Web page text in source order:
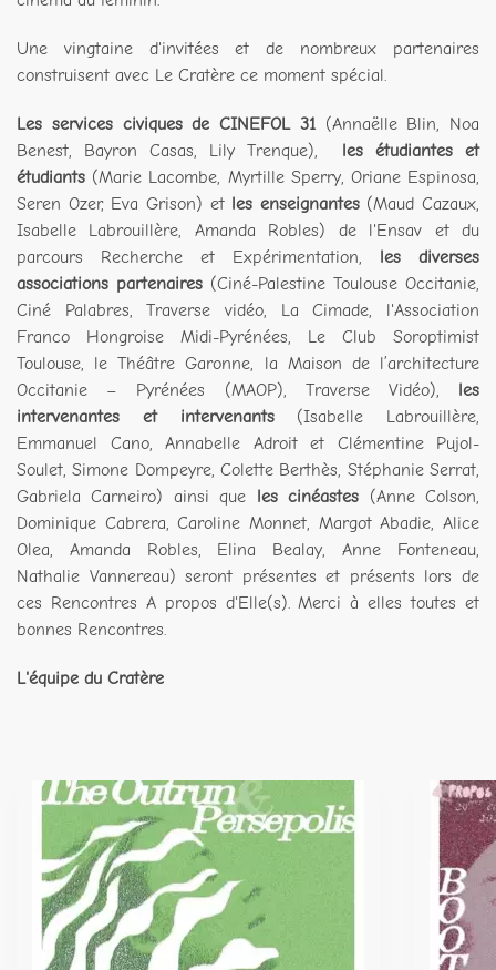
Une vingtaine d'invitées et de nombreux partenaires
construisent avec Le Cratère ce moment spécial.
Les services civiques de CINEFOL 31(Annaëlle Blin, Noa
Benest, Bayron Casas, Lily Trenque),
les étudiantes et
étudiants (Marie Lacombe, Myrtille Sperry, Oriane Espinosa,
Seren Ozer, Eva Grison) et les enseignantes(Maud Cazaux,
Isabelle Labrouillère, Amanda Robles) de l'Ensav et du
parcours Recherche et Expérimentation, les diverses
associations partenaires (Ciné-Palestine Toulouse Occitanie,
Ciné Palabres, Traverse vidéo, La Cimade, l'Association
Franco Hongroise Midi-Pyrénées, Le Club Soroptimist
Toulouse, le Théâtre Garonne, la Maison de l’architecture
Occitanie – Pyrénées (MAOP), Traverse Vidéo), les
intervenantes et intervenants (Isabelle Labrouillère,
Emmanuel Cano, Annabelle Adroit et Clémentine Pujol-
Soulet, Simone Dompeyre, Colette Berthès, Stéphanie Serrat,
Gabriela Carneiro) ainsi que les cinéastes (Anne Colson,
Dominique Cabrera, Caroline Monnet, Margot Abadie, Alice
Olea, Amanda Robles, Elina Bealay, Anne Fonteneau,
Nathalie Vannereau) seront présentes et présents lors de
ces Rencontres A propos d'Elle(s). Merci à elles toutes et
bonnes Rencontres.
L'équipe du Cratère